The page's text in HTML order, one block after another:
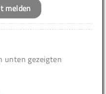
melden
unten gezeigten